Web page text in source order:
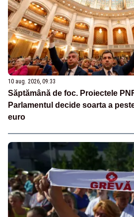
10 aug. 2026, 09:33
Săptămână de foc. Proiectele
Parlamentul decide soarta a
euro